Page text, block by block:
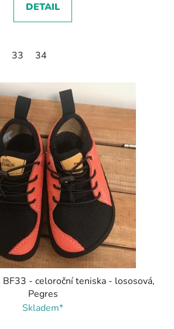
DETAIL
33 34
- celoroční teniska - lososová,
Pegres
Skladem*